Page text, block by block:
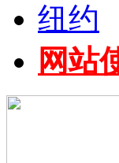
纽约
网站